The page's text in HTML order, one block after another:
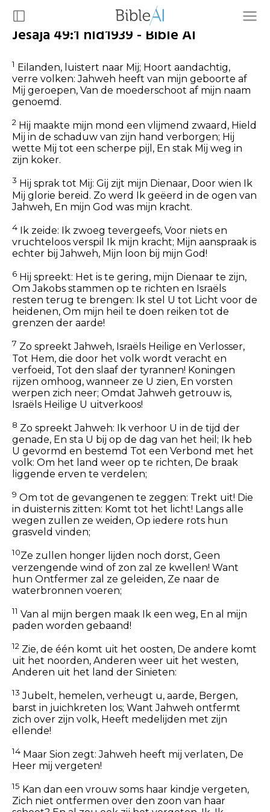
Jesaja 49:1 nld1939 - Bible AI
1 Eilanden, luistert naar Mij; Hoort aandachtig,
verre volken: Jahweh heeft van mijn geboorte af
Mij geroepen, Van de moederschoot af mijn naam
genoemd.
2 Hij maakte mijn mond een vlijmend zwaard, Hield
Mij in de schaduw van zijn hand verborgen; Hij
wette Mij tot een scherpe pijl, En stak Mij weg in
zijn koker.
3 Hij sprak tot Mij: Gij zijt mijn Dienaar, Door wien Ik
Mij glorie bereid. Zo werd Ik geëerd in de ogen van
Jahweh, En mijn God was mijn kracht.
4 Ik zeide: Ik zwoeg tevergeefs, Voor niets en
vruchteloos verspil Ik mijn kracht; Mijn aanspraak is
echter bij Jahweh, Mijn loon bij mijn God!
6 Hij spreekt: Het is te gering, mijn Dienaar te zijn,
Om Jakobs stammen op te richten en Israëls
resten terug te brengen: Ik stel U tot Licht voor de
heidenen, Om mijn heil te doen reiken tot de
grenzen der aarde!
7 Zo spreekt Jahweh, Israëls Heilige en Verlosser,
Tot Hem, die door het volk wordt veracht en
verfoeid, Tot den slaaf der tyrannen! Koningen
rijzen omhoog, wanneer ze U zien, En vorsten
werpen zich neer; Omdat Jahweh getrouw is,
Israëls Heilige U uitverkoos!
8 Zo spreekt Jahweh: Ik verhoor U in de tijd der
genade, En sta U bij op de dag van het heil; Ik heb
U gevormd en bestemd Tot een Verbond met het
volk: Om het land weer op te richten, De braak
liggende erven te verdelen;
9 Om tot de gevangenen te zeggen: Trekt uit! Die
in duisternis zitten: Komt tot het licht! Langs alle
wegen zullen ze weiden, Op iedere rots hun
grasveld vinden;
10Ze zullen honger lijden noch dorst, Geen
verzengende wind of zon zal ze kwellen! Want
hun Ontfermer zal ze geleiden, Ze naar de
waterbronnen voeren;
11 Van al mijn bergen maak Ik een weg, En al mijn
paden worden gebaand!
12 Zie, de één komt uit het oosten, De andere komt
uit het noorden, Anderen weer uit het westen,
Anderen uit het land der Sinieten:
13 Jubelt, hemelen, verheugt u, aarde, Bergen,
barst in juichkreten los; Want Jahweh ontfermt
zich over zijn volk, Heeft medelijden met zijn
ellende!
14 Maar Sion zegt: Jahweh heeft mij verlaten, De
Heer mij vergeten!
15 Kan dan een vrouw soms haar kindje vergeten,
Zich niet ontfermen over den zoon van haar